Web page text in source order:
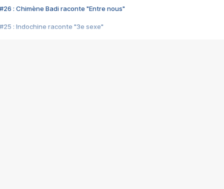
#26 : Chimène Badi raconte "Entre nous"
#25 : Indochine raconte "3e sexe"